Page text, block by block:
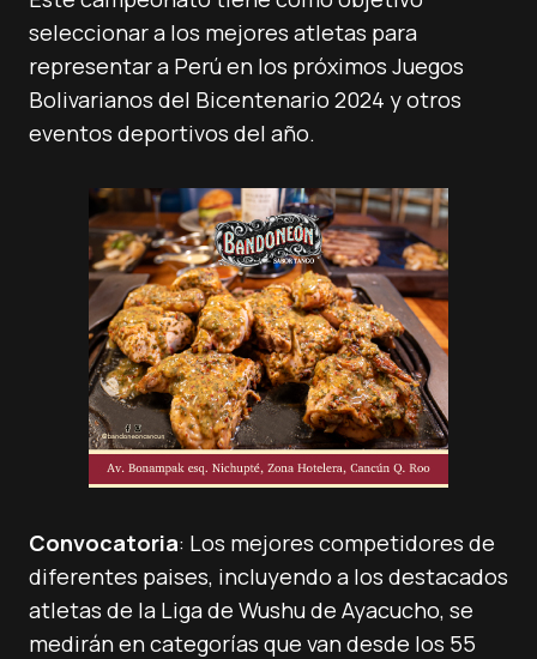
seleccionar a los mejores atletas para
representar a Perú en los próximos Juegos
Bolivarianos del Bicentenario 2024 y otros
eventos deportivos del año.
Convocatoria: Los mejores competidores de
diferentes paises, incluyendo a los destacados
atletas de la Liga de Wushu de Ayacucho, se
medirán en categorías que van desde los 55